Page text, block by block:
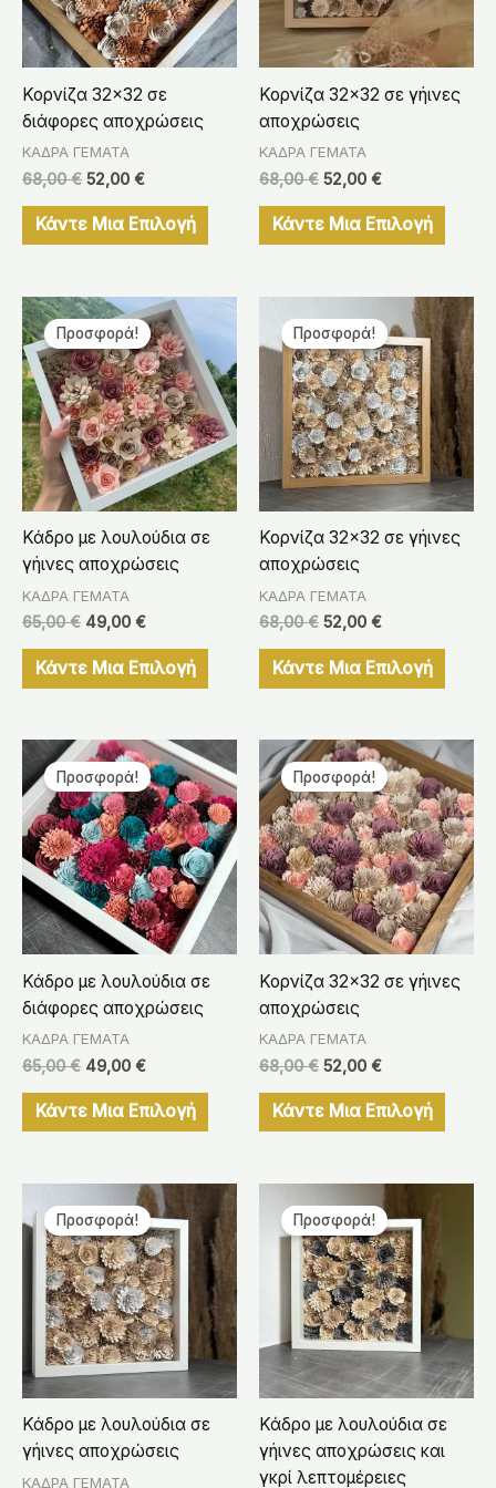
Κορνίζα 32×32 σε
διάφορες αποχρώσεις
ΚΑΔΡΑ ΓΕΜΑΤΑ
68,00€ 52,00 €
Κάντε Μια Επιλογή
Κορνίζα 32×32 σε γήινες
αποχρώσεις
ΚΑΔΡΑ ΓΕΜΑΤΑ
68,00€ 52,00 €
Κάντε Μια Επιλογή
Προσφορά!
Κάδρο με λουλούδια σε
γήινες αποχρώσεις
ΚΑΔΡΑ ΓΕΜΑΤΑ
65,00€
Original
price
was:
65,00 €.
49,00 €
Η
τρέχουσα
τιμή
είναι:
49,00 €.
Κάντε Μια Επιλογή
Προσφορά!
Κορνίζα 32×32 σε γήινες
αποχρώσεις
ΚΑΔΡΑ ΓΕΜΑΤΑ
68,00€
price
was:
68,00 €.
52,00 €
τρέχουσα
τιμή
είναι:
52,00 €.
Κάντε Μια Επιλογή
Προσφορά!
Κάδρο με λουλούδια σε
διάφορες αποχρώσεις
ΚΑΔΡΑ ΓΕΜΑΤΑ
65,00€
Original
price
was:
65,00 €.
49,00 €
Η
τρέχουσα
τιμή
είναι:
49,00 €.
Κάντε Μια Επιλογή
Προσφορά!
Κορνίζα 32×32 σε γήινες
αποχρώσεις
ΚΑΔΡΑ ΓΕΜΑΤΑ
68,00€
Original
price
was:
68,00 €.
52,00 €
Η
τρέχουσα
τιμή
είναι:
52,00 €.
Κάντε Μια Επιλογή
Προσφορά!
Κάδρο με λουλούδια σε
γήινες αποχρώσεις
ΚΑΔΡΑ ΓΕΜΑΤΑ
Original
price
was:
65,00 €.
Η
τρέχουσα
τιμή
είναι:
49,00 €.
Προσφορά!
Κάδρο με λουλούδια σε
γήινες αποχρώσεις και
γκρί λεπτομέρειες
price
was:
65,00 €.
τρέχουσα
τιμή
είναι:
49,00 €.